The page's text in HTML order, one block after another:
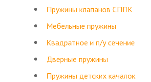
Пружины клапанов СППК
Мебельные пружины
Квадратное и п/у сечение
Дверные пружины
Пружины детских качалок